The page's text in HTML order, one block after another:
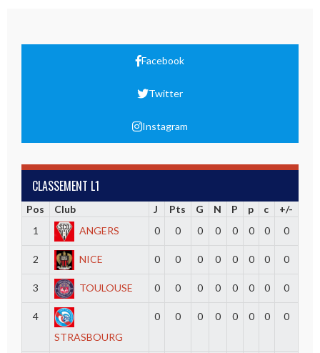
Facebook
Twitter
Instagram
CLASSEMENT L1
Pos Club J Pts G N P p c
+/-
1
ANGERS 0 0 0 0 0 0 0 0
2 NICE 0 0 0 0 0 0 0 0
3 TOULOUSE 0 0 0 0 0 0 0 0
4
STRASBOURG
0 0 0 0 0 0 0 0